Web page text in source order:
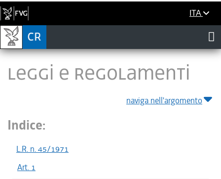
ITA
LEGGI E REGOLAMENTI
naviga nell'argomento
Indice:
L.R. n. 45/1971
Art. 1